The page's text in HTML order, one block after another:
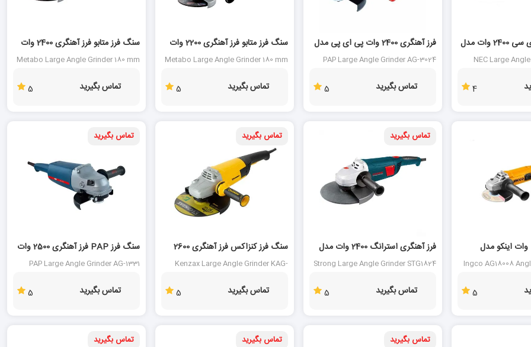
فرز آهنگری ان ای سی 2400 وات مدل
NEC Large
4
فرز آهنگری 2400 وات پی ای پی مدل
AG-3024
PAP Large Angle Grinder AG-3024
تماس بگیرید 5
سنگ فرز متابو فرز آهنگری 2200 وات
مدل W22-180MVT
Metabo Large Angle Grinder 180 mm
تماس بگیرید 5
سنگ فرز متابو فرز آهنگری 2400 وات
مدل W24-180MVT
Metabo Large Angle Grinder 180 mm
تماس بگیرید 5
فرز آهنگری 1800 وات اینکو مدل
Ingco AG18008
5
تماس بگیرید
فرز آهنگری استرانگ 2400 وات مدل
STG1824
Strong Large Angle Grinder STG1824
تماس بگیرید 5
تماس بگیرید
سنگ فرز کنزاکس فرز آهنگری 2600
وات KAG-1260
Kenzax Large Angle Grinder KAG-
تماس بگیرید 5
تماس بگیرید
سنگ فرز PAP فرز آهنگری 2500 وات
مدل AG-1331
PAP Large Angle Grinder AG-1331
تماس بگیرید 5
تماس بگیرید تماس بگیرید تماس بگیرید